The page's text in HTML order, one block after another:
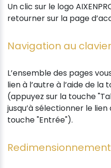
Un clic sur le logo
retourner sur la page
Navigation au clavier
L’ensemble des pages
lien à l’autre à l’aide de la
(appuyez sur la touche
jusqu’à sélectionner le
touche "Entrée").